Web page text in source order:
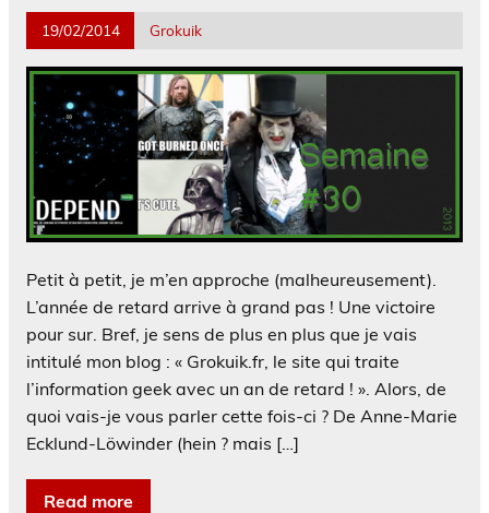
19/02/2014 Grokuik
Petit à petit, je m’en approche (malheureusement).
L’année de retard arrive à grand pas ! Une victoire
pour sur. Bref, je sens de plus en plus que je vais
intitulé mon blog : « Grokuik.fr, le site qui traite
l’information geek avec un an de retard ! ». Alors, de
quoi vais-je vous parler cette fois-ci ? De Anne-Marie
Ecklund-Löwinder (hein ? mais […]
Read more